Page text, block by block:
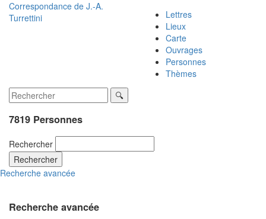
Correspondance de J.-A.
Turrettini
Lettres
Lieux
Carte
Ouvrages
Personnes
Thèmes
7819 Personnes
Rechercher
Rechercher
Recherche avancée
Recherche avancée